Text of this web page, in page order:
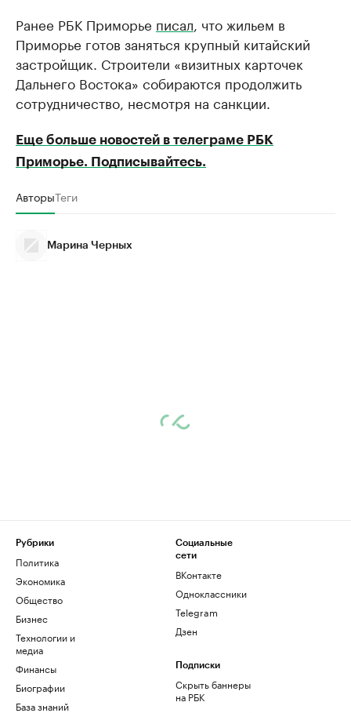
Ранее РБК Приморье писал , что жильем в
Приморье готов заняться крупный китайский
застройщик. Строители «визитных карточек
Дальнего Востока» собираются продолжить
сотрудничество, несмотря на санкции.
Еще больше новостей в телеграме РБК
Приморье. Подписывайтесь.
АвторыТеги
Марина Черных
Рубрики
Политика
Экономика
Общество
Бизнес
Технологии и
медиа
Финансы
Биографии
База знаний
Социальные
сети
ВКонтакте
Одноклассники
Telegram
Дзен
Подписки
Скрыть баннеры
на РБК